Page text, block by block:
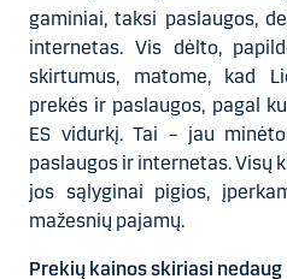
gaminiai, taksi paslaugos,
internetas. Vis dėlto,
skirtumus, matome, kad
prekės ir paslaugos, pagal
ES vidurkį. Tai – jau
paslaugos ir internetas. Visų
jos sąlyginai pigios,
mažesnių pajamų.
Prekių kainos skiriasi nedaug